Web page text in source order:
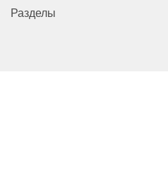
Разделы